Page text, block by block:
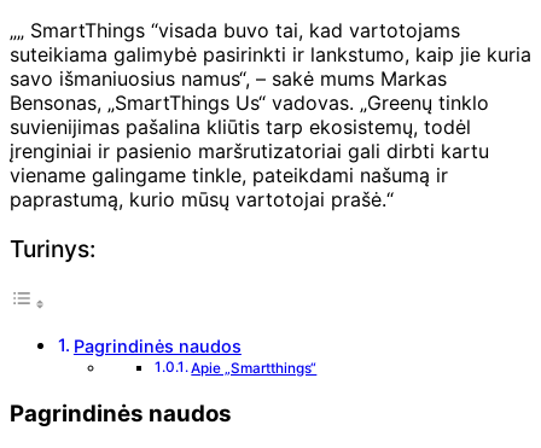
„„ SmartThings “visada buvo tai, kad vartotojams
suteikiama galimybė pasirinkti ir lankstumo, kaip jie kuria
savo išmaniuosius namus“, – sakė mums Markas
Bensonas, „SmartThings Us“ vadovas. „Greenų tinklo
suvienijimas pašalina kliūtis tarp ekosistemų, todėl
įrenginiai ir pasienio maršrutizatoriai gali dirbti kartu
viename galingame tinkle, pateikdami našumą ir
paprastumą, kurio mūsų vartotojai prašė.“
Turinys:
Pagrindinės naudos
Apie „Smartthings“
Pagrindinės naudos